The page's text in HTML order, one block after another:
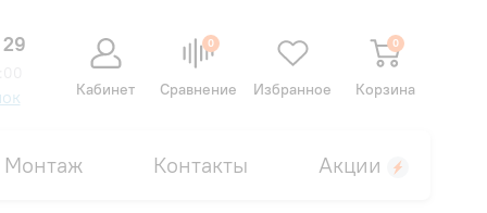
Кабинет
0
Сравнение Избранное
0
Корзина
Монтаж Контакты Акции